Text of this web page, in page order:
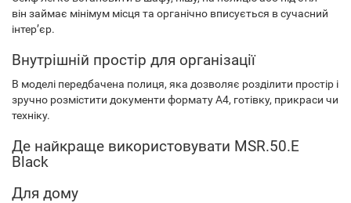
він займає мінімум місця та органічно вписується в сучасний
інтер’єр.
Внутрішній простір для організації
В моделі передбачена полиця, яка дозволяє розділити простір і
зручно розмістити документи формату А4, готівку, прикраси чи
техніку.
Де найкраще використовувати MSR.50.E
Black
Для дому